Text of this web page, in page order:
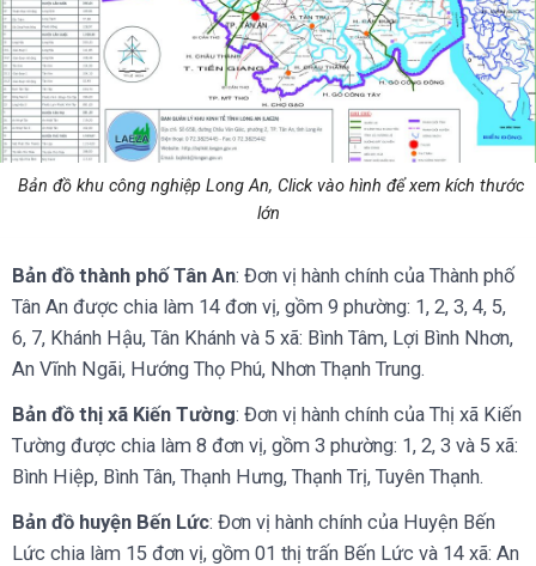
Bản đồ khu công nghiệp Long An, Click vào hình để xem kích thước
lớn
Bản đồ thành phố Tân An: Đơn vị hành chính của Thành phố
Tân An được chia làm 14 đơn vị, gồm 9 phường: 1, 2, 3, 4, 5,
6, 7, Khánh Hậu, Tân Khánh và 5 xã: Bình Tâm, Lợi Bình Nhơn,
An Vĩnh Ngãi, Hướng Thọ Phú, Nhơn Thạnh Trung.
Bản đồ thị xã Kiến Tường: Đơn vị hành chính của Thị xã Kiến
Tường được chia làm 8 đơn vị, gồm 3 phường: 1, 2, 3 và 5 xã:
Bình Hiệp, Bình Tân, Thạnh Hưng, Thạnh Trị, Tuyên Thạnh.
Bản đồ huyện Bến Lức: Đơn vị hành chính của Huyện Bến
Lức chia làm 15 đơn vị, gồm 01 thị trấn Bến Lức và 14 xã: An